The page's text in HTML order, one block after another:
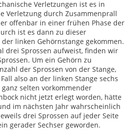
Verletzungen ist es in
Verletzung durch Zusammenprall
offenbar in einer frühen Phase der
ist es dann zu dieser
linken Gehörnstange gekommen.
drei Sprossen aufweist, finden wir
Um ein Gehörn zu
der Sprossen von der Stange,
also an der linken Stange sechs
selten vorkommender
nicht jetzt erlegt worden, hätte
im nächsten Jahr wahrscheinlich
drei Sprossen auf jeder Seite
gerader Sechser geworden.